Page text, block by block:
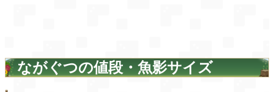
ながぐつの値段・魚影サイズ